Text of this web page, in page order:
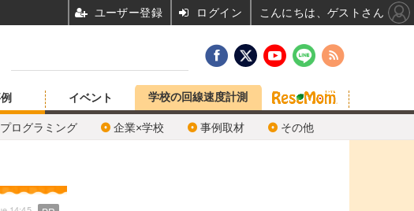
プログラミング 企業×学校 事例取材 その他
イベント 学校の回線速度計測
ユーザー登録 ログイン こんにちは、ゲストさん